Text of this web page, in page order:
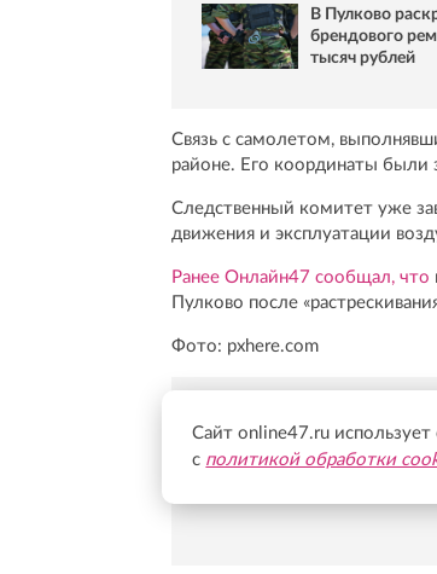
В Пулково
брендового
тысяч рублей
Связь с самолетом,
районе. Его координаты были
Следственный комитет уже
движения и эксплуатации
Ранее Онлайн47 сообщал, что
Пулково после
Фото: pxhere.com
Новости
Сайт online47.ru использует
с политикой обработки